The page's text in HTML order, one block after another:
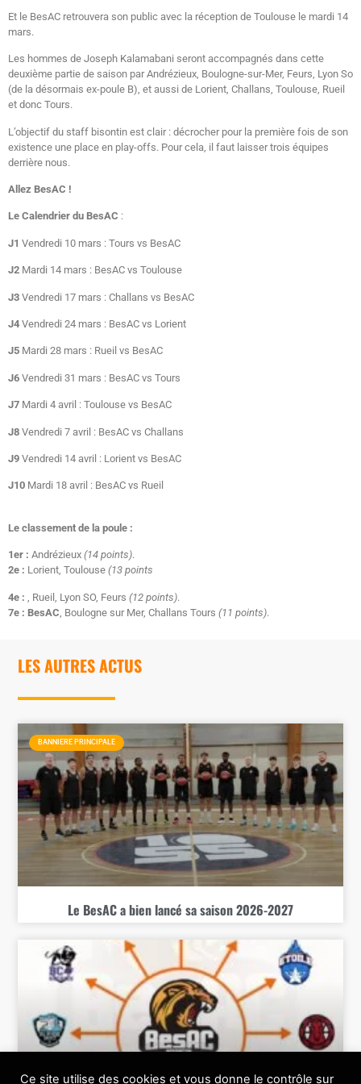
Et le BesAC retrouvera son public avec la réception de Toulouse le mardi 14
mars.
Les hommes de Joseph Kalamabani seront accompagnés dans cette
deuxième partie de saison par Andrézieux, Boulogne-sur-Mer, Feurs, Lyon So
(de la désormais ex-poule B), et aussi de Lorient, Challans, Toulouse, Rueil
et donc Tours.
L’objectif du staff bisontin est clair : décrocher pour la première fois de son
existence une place en play-offs. Pour cela, il faut laisser trois équipes
derrière nous.
Allez BesAC !
Le Calendrier du BesAC :
J1 Vendredi 10 mars : Tours vs BesAC
J2 Mardi 14 mars : BesAC vs Toulouse
J3 Vendredi 17 mars : Challans vs BesAC
J4 Vendredi 24 mars : BesAC vs Lorient
J5 Mardi 28 mars : Rueil vs BesAC
J6 Vendredi 31 mars : BesAC vs Tours
J7 Mardi 4 avril : Toulouse vs BesAC
J8 Vendredi 7 avril : BesAC vs Challans
J9 Vendredi 14 avril : Lorient vs BesAC
J10 Mardi 18 avril : BesAC vs Rueil
Le classement de la poule :
1er : Andrézieux (14 points).
2e : Lorient, Toulouse (13 points
4e : , Rueil, Lyon SO, Feurs (12 points).
7e : BesAC , Boulogne sur Mer, Challans Tours (11 points).
LES AUTRES ACTUS
BANNIERE PRINCIPALE
Le BesAC a bien lancé sa saison 2026-2027
Ce site utilise des cookies et vous donne le contrôle sur